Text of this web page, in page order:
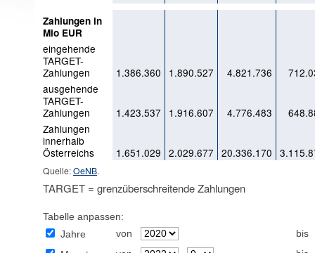
Zahlungen in
Mio EUR
eingehende
TARGET-
Zahlungen
1.386.360 1.890.527 4.821.736
ausgehende
TARGET-
Zahlungen
1.423.537 1.916.607 4.776.483
Zahlungen
innerhalb
Österreichs
1.651.029 2.029.677 20.336.170
Quelle:OeNB.
TARGET = grenzüberschreitende Zahlungen
Tabelle anpassen:
Jahre
von
bis